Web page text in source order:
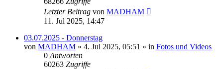
Letzter Beitrag von MADHAM
11. Jul 2025, 14:47
03.07.2025 - Donnerstag
von MADHAM » 4. Jul 2025, 05:51 » in Fotos und Videos
0 Antworten
60263 Zugriffe